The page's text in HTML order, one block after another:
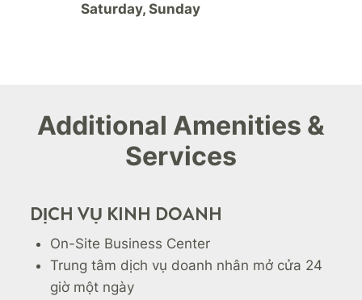
Saturday, Sunday
Additional Amenities &
Services
DỊCH VỤ KINH DOANH
On-Site Business Center
Trung tâm dịch vụ doanh nhân mở cửa 24
giờ một ngày